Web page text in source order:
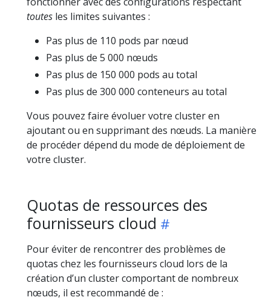
toutes les limites suivantes :
Pas plus de 110 pods par nœud
Pas plus de 5 000 nœuds
Pas plus de 150 000 pods au total
Pas plus de 300 000 conteneurs au total
Vous pouvez faire évoluer votre cluster en
ajoutant ou en supprimant des nœuds. La manière
de procéder dépend du mode de déploiement de
votre cluster.
Quotas de ressources des
fournisseurs cloud
Pour éviter de rencontrer des problèmes de
quotas chez les fournisseurs cloud lors de la
création d’un cluster comportant de nombreux
nœuds, il est recommandé de :